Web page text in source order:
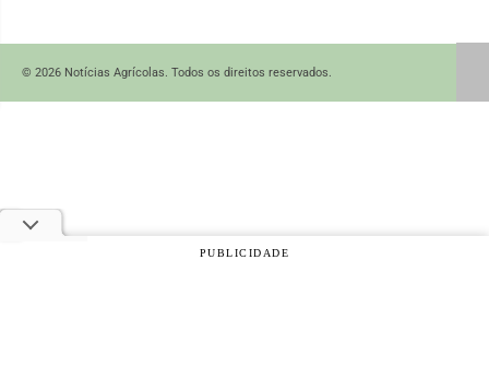
© 2026 Notícias Agrícolas. Todos os direitos reservados.
PUBLICIDADE